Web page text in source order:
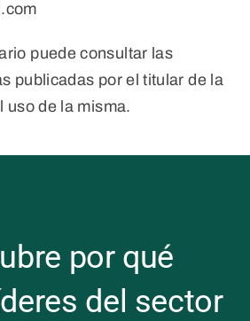
puede consultar las
publicadas por el titular de la
uso de la misma.
por qué
del sector